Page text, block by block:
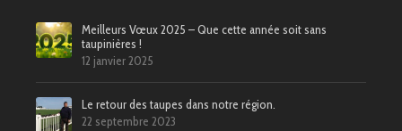
Meilleurs Vœux 2025 – Que cette année soit sans
taupinières !
12 janvier 2025
Le retour des taupes dans notre région.
22 septembre 2023